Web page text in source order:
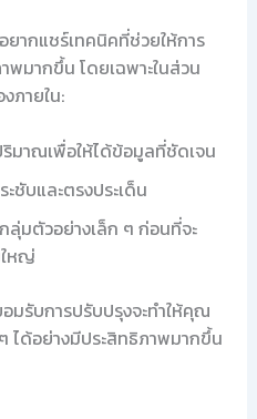
ากแชร์เทคนิคที่ช่วยให้การ
มากขึ้น โดยเฉพาะในส่วน
ภายใน:
ริมาณเพื่อให้ได้ข้อมูลที่ชัดเจน
ชับและตรงประเด็น
ลุ่มตัวอย่างเล็ก ๆ ก่อนที่จะ
หญ่
มรับการปรับปรุงจะทำให้คุณ
ได้อย่างมีประสิทธิภาพมากขึ้น